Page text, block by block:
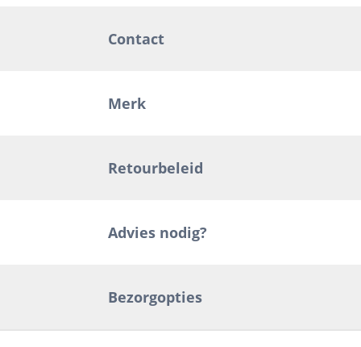
Contact
Merk
Retourbeleid
Advies nodig?
Bezorgopties